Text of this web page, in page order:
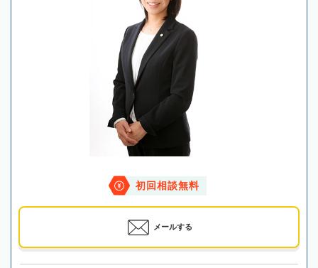
初回相談無料
メールする